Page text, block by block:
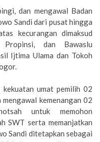
dan mengawal Badan
Sandi dari pusat hingga
kecurangan dimaksud
dan Bawaslu
Ijtima Ulama dan Tokoh
kekuatan umat pemilih 02
kemenangan 02
untuk memohon
SWT serta memanjatkan
Sandi ditetapkan sebagai